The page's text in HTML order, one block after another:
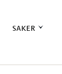
SAKER